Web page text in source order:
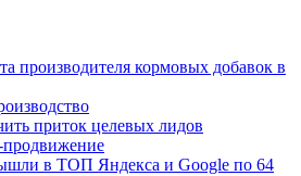
производителя кормовых добавок в
приток целевых лидов
продвижение
в ТОП Яндекса и Google по 64